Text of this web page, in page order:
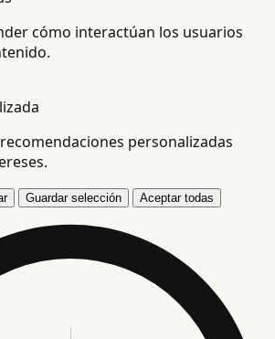
cómo interactúan los usuarios
personalizadas
Guardar selección Aceptar todas